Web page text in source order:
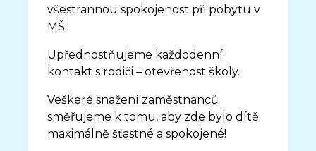
všestrannou spokojenost při pobytu v
MŠ.
Upřednostňujeme každodenní
kontakt s rodiči – otevřenost školy.
Veškeré snažení zaměstnanců
směřujeme k tomu, aby zde bylo dítě
maximálně šťastné a spokojené!